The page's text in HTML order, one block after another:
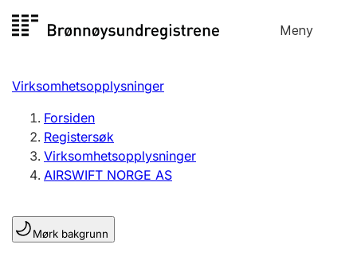
til
Meny
Registersøk
Aksjeselskap
Enkeltpersonforetak
Registrere, endre, slette
Lag og forening
Virksomhetsopplysninger
Forsiden
Registersøk
Virksomhetsopplysninger
AIRSWIFT NORGE AS
Mørk bakgrunn